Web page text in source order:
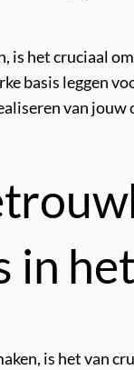
is het cruciaal
basis leggen
van
in
is het van